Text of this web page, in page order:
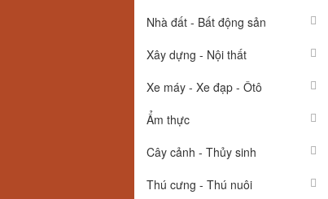
Nhà đất - Bất động sản
Xây dựng - Nội thất
Xe máy - Xe đạp - Ôtô
Ẩm thực
Cây cảnh - Thủy sinh
Thú cưng - Thú nuôi